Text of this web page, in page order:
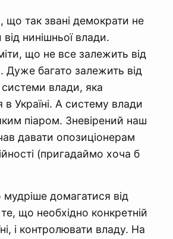
що так звані демократи не
нинішньої влади.
що не все залежить від
Дуже багато залежить від
влади, яка
Україні. А систему влади
піаром. Зневірений наш
давати опозиціонерам
(пригадаймо хоча б
домагатися від
що необхідно конкретній
і контролювати владу. На